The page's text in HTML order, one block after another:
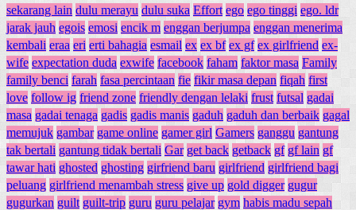
sekarang lain dulu merayu dulu suka Effort ego ego tinggi ego. ldr
jarak jauh egois emosi encik m enggan berjumpa enggan menerima
kembali eraa eri erti bahagia esmail ex ex bf ex gf ex girlfriend ex-
wife expectation duda exwife facebook faham faktor masa Family
family benci farah fasa percintaan fie fikir masa depan fiqah first
love follow ig friend zone friendly dengan lelaki frust futsal gadai
masa gadai tenaga gadis gadis manis gaduh gaduh dan berbaik gagal
memujuk gambar game online gamer girl Gamers ganggu gantung
tak bertali gantung tidak bertali Gar get back getback gf gf lain gf
tawar hati ghosted ghosting girfriend baru girlfriend girlfriend bagi
peluang girlfriend menambah stress give up gold digger gugur
gugurkan guilt guilt-trip guru guru pelajar gym habis madu sepah